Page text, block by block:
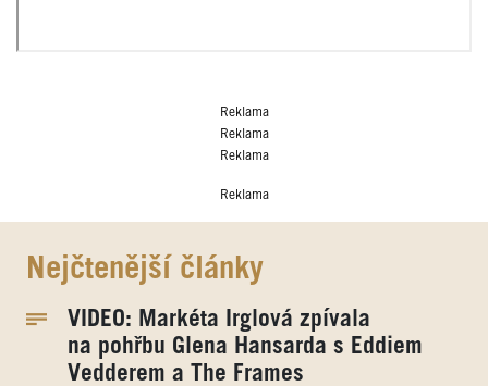
Reklama
Reklama
Reklama
Reklama
Nejčtenější články
VIDEO: Markéta Irglová zpívala
na pohřbu Glena Hansarda s Eddiem
Vedderem a The Frames